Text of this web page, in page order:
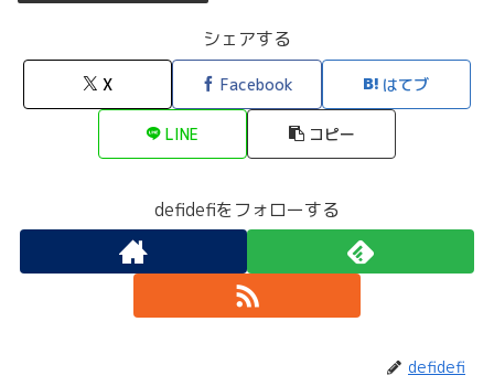
シェアする
X Facebook はてブ
LINE コピー
defidefiをフォローする
defidefi